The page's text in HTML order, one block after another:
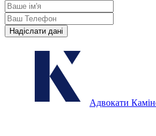
Надіслати дані
Адвокати